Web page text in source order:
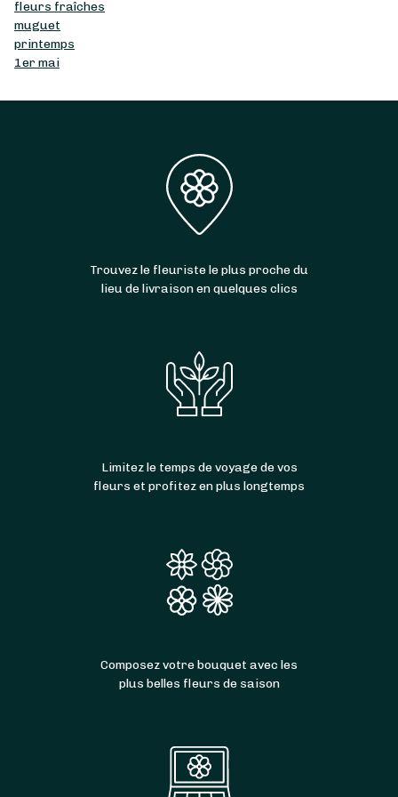
fleurs fraîches
muguet
printemps
1er mai
Trouvez le fleuriste le plus proche du
lieu de livraison en quelques clics
Limitez le temps de voyage de vos
fleurs et profitez en plus longtemps
Composez votre bouquet avec les
plus belles fleurs de saison